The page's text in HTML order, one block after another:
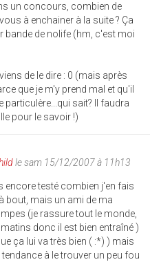
un concours, combien de
à enchainer à la suite ? Ça
bande de nolife (hm, c'est moi
de le dire : 0 (mais après
que je m'y prend mal et qu'il
particulère...qui sait? Il faudra
pour le savoir !)
le sam 15/12/2007 à 11h13
encore testé combien j'en fais
bout, mais un ami de ma
(je rassure tout le monde,
donc il est bien entraîné )
ça lui va très bien ( :*) ) mais
à le trouver un peu fou